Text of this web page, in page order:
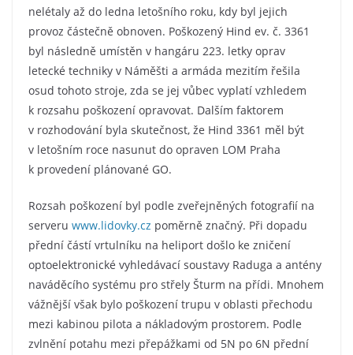
nelétaly až do ledna letošního roku, kdy byl jejich
provoz částečně obnoven. Poškozený Hind ev. č. 3361
byl následně umístěn v hangáru 223. letky oprav
letecké techniky v Náměšti a armáda mezitím řešila
osud tohoto stroje, zda se jej vůbec vyplatí vzhledem
k rozsahu poškození opravovat. Dalším faktorem
v rozhodování byla skutečnost, že Hind 3361 měl být
v letošním roce nasunut do opraven LOM Praha
k provedení plánované GO.
Rozsah poškození byl podle zveřejněných fotografií na
serveru www.lidovky.cz poměrně značný. Při dopadu
přední částí vrtulníku na heliport došlo ke zničení
optoelektronické vyhledávací soustavy Raduga a antény
naváděcího systému pro střely Šturm na přídi. Mnohem
vážnější však bylo poškození trupu v oblasti přechodu
mezi kabinou pilota a nákladovým prostorem. Podle
zvlnění potahu mezi přepážkami od 5N po 6N přední